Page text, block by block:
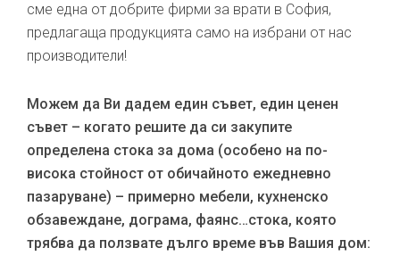
сме една от добрите фирми за врати в София,
предлагаща продукцията само на избрани от нас
производители!
Можем да Ви дадем един съвет, един ценен
съвет – когато решите да си закупите
определена стока за дома (особено на по-
висока стойност от обичайното ежедневно
пазаруване) – примерно мебели, кухненско
обзавеждане, дограма, фаянс…стока, която
трябва да ползвате дълго време във Вашия дом: